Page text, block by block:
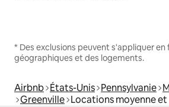
* Des exclusions peuvent s'appliquer en
géographiques et des logements.
Airbnb États-Unis Pennsylvanie
Greenville Locations moyenne